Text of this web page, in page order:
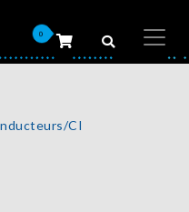
0
CI